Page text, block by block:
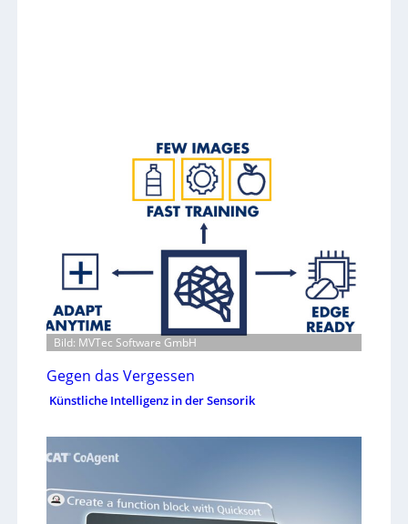
Bild: MVTec Software GmbH
Gegen das Vergessen
Künstliche Intelligenz in der Sensorik